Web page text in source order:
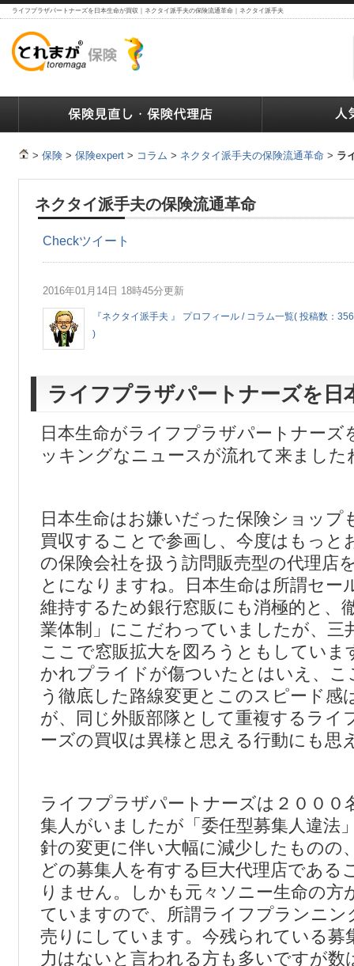
ライフプラザパートナーズを日本生命が買収｜ネクタイ派手夫の保険流通革命｜ネクタイ派手夫
> 保険 > 保険expert > コラム > ネクタイ派手夫の保険流通革命 > ラ
ネクタイ派手夫の保険流通革命
Checkツイート
2016年01月14日 18時45分更新
『ネクタイ派手夫 』 プロフィール / コラム一覧( 投稿数：356
)
ライフプラザパートナーズを日
日本生命がライフプラザパートナーズ
ッキングなニュースが流れて来ました
日本生命はお嫌いだった保険ショップ
買収することで参画し、今度はもっと
の保険会社を扱う訪問販売型の代理店
とになりますね。日本生命は所謂セー
維持するため銀行窓販にも消極的と、
業体制」にこだわっていましたが、三
ここで窓販拡大を図ろうともしていま
かれプライドが傷ついたとはいえ、
う徹底した路線変更とこのスピード感
が、同じ外販部隊として重複するライ
ーズの買収は異様と思える行動にも思
ライフプラザパートナーズは２０００
集人がいましたが「委任型募集人違法
針の変更に伴い大幅に減少したものの
どの募集人を有する巨大代理店である
りません。しかも元々ソニー生命の方
ていますので、所謂ライフプランニン
売りにしています。今残られている募
力はないと言われる方も多いですが数